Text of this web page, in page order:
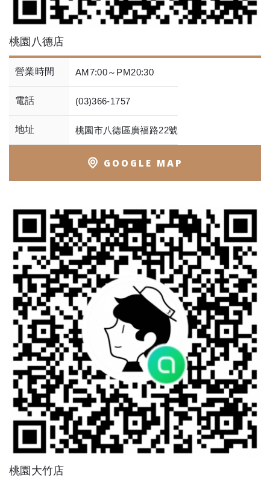
桃園八德店
營業時間 AM7:00～PM20:30
電話 (03)366-1757
地址 桃園市八德區廣福路22號
GOOGLE MAP
桃園大竹店